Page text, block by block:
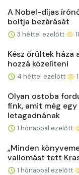
A Nobel-díjas
boltja bezárását
3 héttel ezelőtt
Kész őrültek háza
hozzá közelíteni
4 héttel ezelőtt
Olyan ostoba
fink, amit még
letagadnának
1 hónappal ezelőtt
„Minden
vallomást tett
1 hónappal ezelőtt